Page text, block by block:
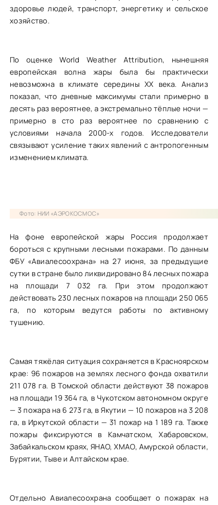
здоровье людей, транспорт, энергетику и сельское
хозяйство.
По оценке World Weather Attribution, нынешняя
европейская волна жары была бы практически
невозможна в климате середины XX века. Анализ
показал, что дневные максимумы стали примерно в
десять раз вероятнее, а экстремально тёплые ночи —
примерно в сто раз вероятнее по сравнению с
условиями начала 2000-х годов. Исследователи
связывают усиление таких явлений с антропогенным
изменением климата.
Фото: НИИ «АЭРОКОСМОС»
На фоне европейской жары Россия продолжает
бороться с крупными лесными пожарами. По данным
ФБУ «Авиалесоохрана» на 27 июня, за предыдущие
сутки в стране было ликвидировано 84 лесных пожара
на площади 7 032 га. При этом продолжают
действовать 230 лесных пожаров на площади 250 065
га, по которым ведутся работы по активному
тушению.
Самая тяжёлая ситуация сохраняется в Красноярском
крае: 96 пожаров на землях лесного фонда охватили
211 078 га. В Томской области действуют 38 пожаров
на площади 19 364 га, в Чукотском автономном округе
— 3 пожара на 6 273 га, в Якутии — 10 пожаров на 3 208
га, в Иркутской области — 31 пожар на 1 189 га. Также
пожары фиксируются в Камчатском, Хабаровском,
Забайкальском краях, ЯНАО, ХМАО, Амурской области,
Бурятии, Тыве и Алтайском крае.
Отдельно Авиалесоохрана сообщает о пожарах на